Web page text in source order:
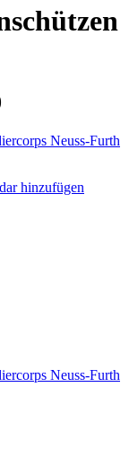
Neuss-Furth
hinzufügen
Neuss-Furth